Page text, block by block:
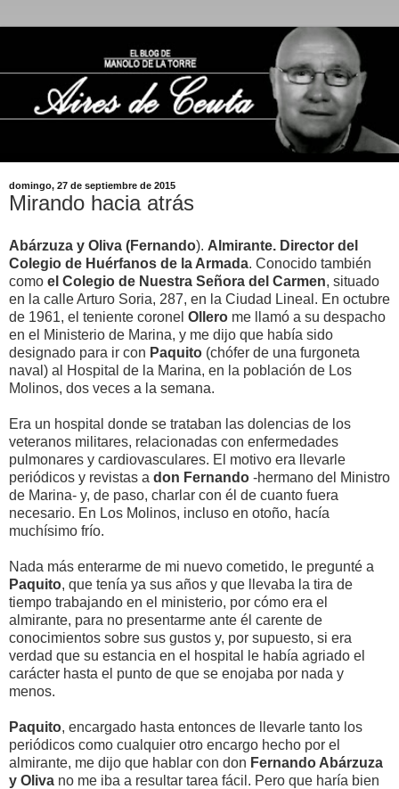
domingo, 27 de septiembre de 2015
Mirando hacia atrás
Abárzuza y Oliva (Fernando). Almirante. Director del
Colegio de Huérfanos de la Armada. Conocido también
como el Colegio de Nuestra Señora del Carmen, situado
en la calle Arturo Soria, 287, en la Ciudad Lineal. En octubre
de 1961, el teniente coronel Ollero me llamó a su despacho
en el Ministerio de Marina, y me dijo que había sido
designado para ir con Paquito (chófer de una furgoneta
naval) al Hospital de la Marina, en la población de Los
Molinos, dos veces a la semana.
Era un hospital donde se trataban las dolencias de los
veteranos militares, relacionadas con enfermedades
pulmonares y cardiovasculares. El motivo era llevarle
periódicos y revistas a don Fernando -hermano del Ministro
de Marina- y, de paso, charlar con él de cuanto fuera
necesario. En Los Molinos, incluso en otoño, hacía
muchísimo frío.
Nada más enterarme de mi nuevo cometido, le pregunté a
Paquito, que tenía ya sus años y que llevaba la tira de
tiempo trabajando en el ministerio, por cómo era el
almirante, para no presentarme ante él carente de
conocimientos sobre sus gustos y, por supuesto, si era
verdad que su estancia en el hospital le había agriado el
carácter hasta el punto de que se enojaba por nada y
menos.
Paquito, encargado hasta entonces de llevarle tanto los
periódicos como cualquier otro encargo hecho por el
almirante, me dijo que hablar con don Fernando Abárzuza
y Oliva no me iba a resultar tarea fácil. Pero que haría bien